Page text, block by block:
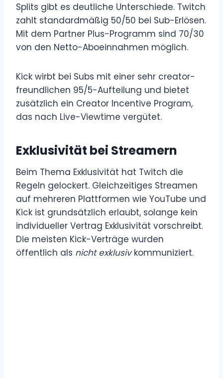
Splits gibt es deutliche Unterschiede. Twitch
zahlt standardmäßig 50/50 bei Sub-Erlösen.
Mit dem Partner Plus-Programm sind 70/30
von den Netto-Aboeinnahmen möglich.
Kick wirbt bei Subs mit einer sehr creator-
freundlichen 95/5-Aufteilung und bietet
zusätzlich ein Creator Incentive Program,
das nach Live-Viewtime vergütet.
Exklusivität bei Streamern
Beim Thema Exklusivität hat Twitch die
Regeln gelockert. Gleichzeitiges Streamen
auf mehreren Plattformen wie YouTube und
Kick ist grundsätzlich erlaubt, solange kein
individueller Vertrag Exklusivität vorschreibt.
Die meisten Kick-Verträge wurden
öffentlich als nicht exklusivkommuniziert.